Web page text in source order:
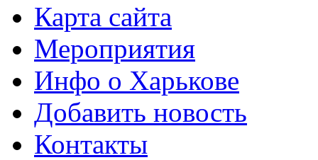
Карта сайта
Мероприятия
Инфо о Харькове
Добавить новость
Контакты